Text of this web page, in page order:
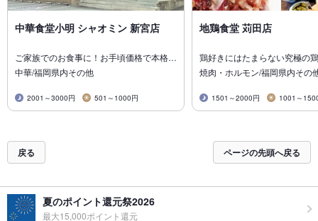
中華食堂小明 シャオミン 新宮店
ご家族でのお食事に！お手頃価格で本格…
中華/福岡県内その他
2001～3000円 501～1000円
地鶏食堂 苅田店
鶏好きにはたまらない究極の
焼肉・ホルモン/福岡県内その
1501～2000円 1001～
戻る ページの先頭へ戻る
夏のポイント還元祭2026
最大15,000ポイント還元